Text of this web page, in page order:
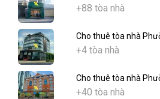
+88 tòa nhà
Cho thuê tòa nhà
+4 tòa nhà
Cho thuê tòa nhà
+40 tòa nhà